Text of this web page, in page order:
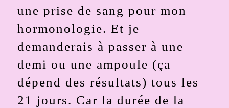
une prise de sang pour mon
hormonologie. Et je
demanderais à passer à une
demi ou une ampoule (ça
dépend des résultats) tous les
21 jours. Car la durée de la